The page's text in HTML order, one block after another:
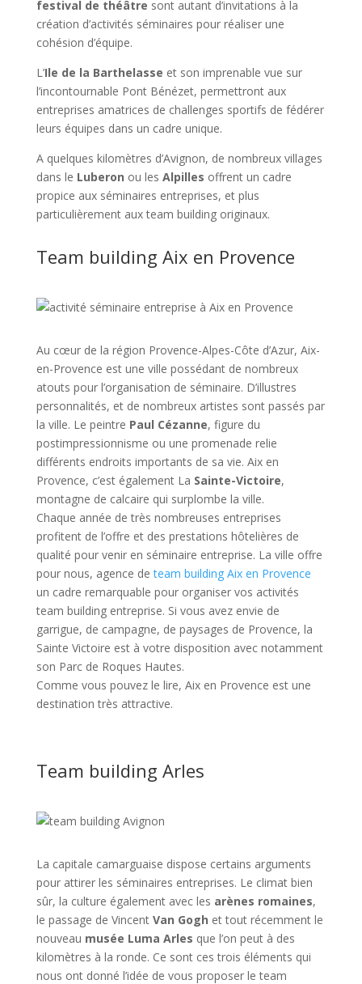
festival de théâtre sont autant d’invitations à la
création d’activités séminaires pour réaliser une
cohésion d’équipe.
L’Ile de la Barthelasse et son imprenable vue sur
l’incontournable Pont Bénézet, permettront aux
entreprises amatrices de challenges sportifs de fédérer
leurs équipes dans un cadre unique.
A quelques kilomètres d’Avignon, de nombreux villages
dans le Luberon ou les Alpilles offrent un cadre
propice aux séminaires entreprises, et plus
particulièrement aux team building originaux.
Team building Aix en Provence
Au cœur de la région Provence-Alpes-Côte d’Azur, Aix-
en-Provence est une ville possédant de nombreux
atouts pour l’organisation de séminaire. D’illustres
personnalités, et de nombreux artistes sont passés par
la ville. Le peintre Paul Cézanne, figure du
postimpressionnisme ou une promenade relie
différents endroits importants de sa vie. Aix en
Provence, c’est également La Sainte-Victoire,
montagne de calcaire qui surplombe la ville.
Chaque année de très nombreuses entreprises
profitent de l’offre et des prestations hôtelières de
qualité pour venir en séminaire entreprise. La ville offre
pour nous, agence deteam building Aix en Provence
un cadre remarquable pour organiser vos activités
team building entreprise. Si vous avez envie de
garrigue, de campagne, de paysages de Provence, la
Sainte Victoire est à votre disposition avec notamment
son Parc de Roques Hautes.
Comme vous pouvez le lire, Aix en Provence est une
destination très attractive.
Team building Arles
La capitale camarguaise dispose certains arguments
pour attirer les séminaires entreprises. Le climat bien
sûr, la culture également avec les arènes romaines,
le passage de Vincent Van Gogh et tout récemment le
nouveau musée Luma Arles que l’on peut à des
kilomètres à la ronde. Ce sont ces trois éléments qui
nous ont donné l’idée de vous proposer le team